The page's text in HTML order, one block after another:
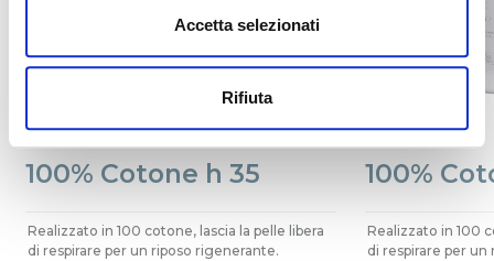
Accetta selezionati
Rifiuta
100% Cotone h 35
Realizzato in 100 cotone, lascia la pelle libera
di respirare per un riposo rigenerante.
100%
Realizzato in 100
di respirare per